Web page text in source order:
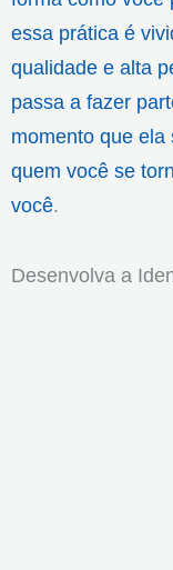
essa prática é
qualidade e alta
passa a fazer
momento que
quem você se
você.
Desenvolva a